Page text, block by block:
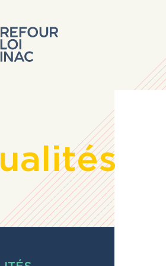
Veuillez noter
du masculin est